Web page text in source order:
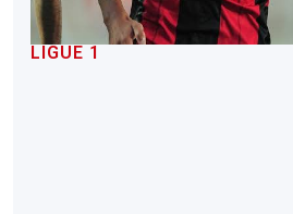
LIGUE 1